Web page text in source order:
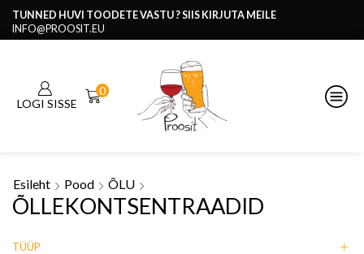
TUNNED HUVI TOODETE VASTU ? SIIS KIRJUTA MEILE
INFO@PROOSIT.EU
LOGI SISSE
0
Esileht Pood ÕLU
ÕLLEKONTSENTRAADID
TÜÜP